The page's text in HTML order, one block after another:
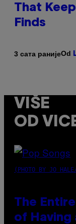
That
Finds
3 сата ранијеOd
VIŠE
OD
(PHOTO BY JO
The
of Having